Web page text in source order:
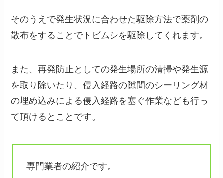
そのうえで発生状況に合わせた駆除方法で薬剤の
散布をすることでトビムシを駆除してくれます。
また、再発防止としての発生場所の清掃や発生源
を取り除いたり、侵入経路の隙間のシーリング材
の埋め込みによる侵入経路を塞ぐ作業なども行っ
て頂けるとことです。
専門業者の紹介です。